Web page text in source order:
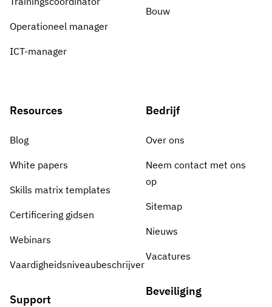
Operationeel manager
ICT-manager
Bouw
Resources
Blog
White papers
Skills matrix templates
Certificering gidsen
Webinars
Vaardigheidsniveaubeschrijver
Support
Bedrijf
Over ons
Neem contact met ons
op
Sitemap
Nieuws
Vacatures
Beveiliging